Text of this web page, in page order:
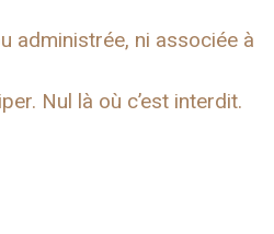
administrée, ni associée à
Nul là où c’est interdit.